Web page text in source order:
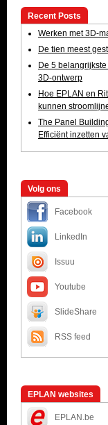
Recent Posts
Werken met 3D-
De tien meest
De 5
3D-ontwerp
Hoe EPLAN en
kunnen
The Panel
Efficiënt inzetten
Volg ons
Facebook
LinkedIn
Issuu
Youtube
SlideShare
RSS feed
EPLAN websites
EPLAN.be